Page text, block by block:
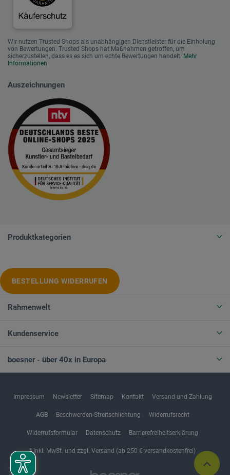
Wir nutzen Trusted Shops als unabhängigen Dienstleister für die Einholung
von Bewertungen. Trusted Shops hat Maßnahmen getroffen, um
sicherzustellen, dass es es sich um echte Bewertungen handelt. Mehr
Informationen
Auszeichnungen
Produktkategorien
BESTELLUNG WIDERRUFEN
Rahmenwelt
Kundenservice
boesner - über 40x in Europa
Impressum Newsletter Sitemap Kontakt Versand und Zahlung
AGB Beschwerden-Streitschlichtung Widerrufsrecht
Widerrufsformular Datenschutz Barrierefreiheitserklärung
* Inkl. MwSt. und zzgl. Versand (ab 250 € versandkostenfrei)